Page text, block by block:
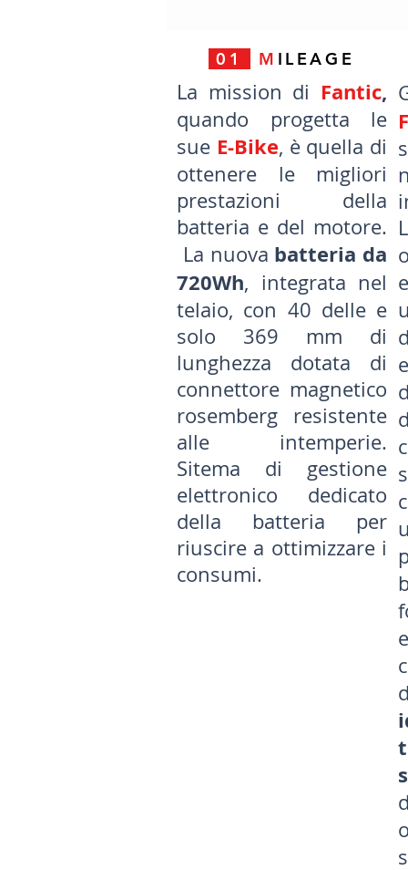
01 M ILEAGE
La mission di Fantic,
quando progetta le
sue E-Bike, è quella di
ottenere le migliori
prestazioni della
batteria e del motore.
La nuova batteria da
720Wh, integrata nel
telaio, con 40 delle e
solo 369 mm di
lunghezza dotata di
connettore magnetico
rosemberg resistente
alle intemperie.
Sitema di gestione
elettronico dedicato
della batteria per
riuscire a ottimizzare i
consumi.